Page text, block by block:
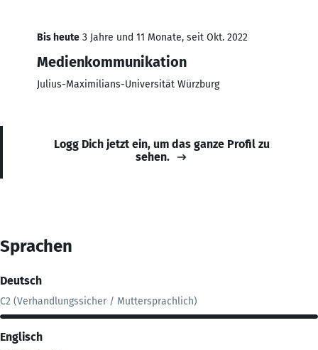
Bis heute 3 Jahre und 11 Monate, seit Okt. 2022
Medienkommunikation
Julius-Maximilians-Universität Würzburg
Logg Dich jetzt ein, um das ganze Profil zu
sehen.
Sprachen
Deutsch
C2 (Verhandlungssicher / Muttersprachlich)
Englisch